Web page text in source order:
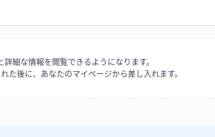
細な情報を閲覧できるようになります。
た後に、あなたのマイページから差し入れます。